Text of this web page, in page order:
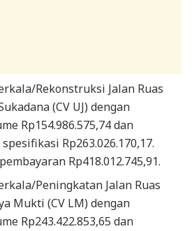
Rekonstruksi Jalan Ruas
(CV UJ) dengan
Rp154.986.575,74 dan
Rp263.026.170,17.
Rp418.012.745,91.
Peningkatan Jalan Ruas
Mukti (CV LM) dengan
Rp243.422.853,65 dan